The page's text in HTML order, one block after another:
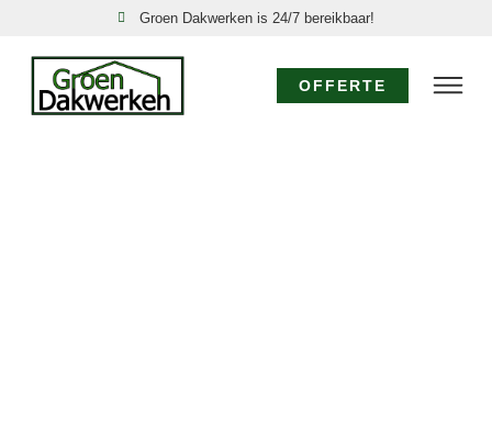
Groen Dakwerken is 24/7 bereikbaar!
OFFERTE